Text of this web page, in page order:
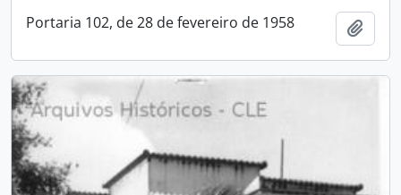
Portaria 102, de 28 de fevereiro de 1958